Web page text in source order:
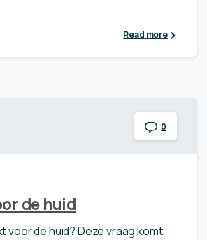
Read more
0
de huid
voor de huid? Deze vraag komt